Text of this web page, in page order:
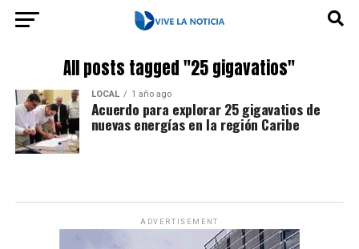
All posts tagged "25 gigavatios"
LOCAL 1 año ago
Acuerdo para explorar 25 gigavatios de
nuevas energías en la región Caribe
ADVERTISEMENT